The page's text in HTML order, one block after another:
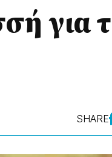
για
SHARE